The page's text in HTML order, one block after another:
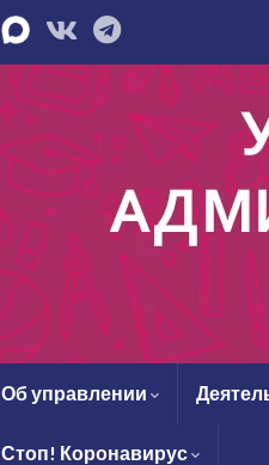
Об управлении
Стоп! Коронавирус